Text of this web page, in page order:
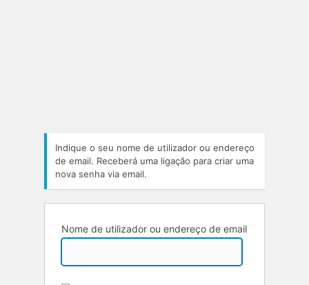
Indique o seu nome de utilizador ou endereço
de email. Receberá uma ligação para criar uma
nova senha via email.
Nome de utilizador ou endereço de email